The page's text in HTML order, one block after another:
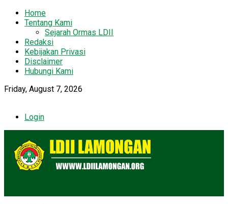
Home
Tentang Kami
Sejarah Ormas LDII
Redaksi
Kebijakan Privasi
Disclaimer
Hubungi Kami
Friday, August 7, 2026
Login